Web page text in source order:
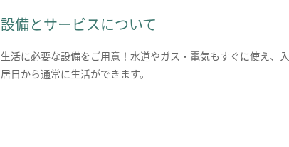
設備とサービスについて
生活に必要な設備をご用意！水道やガス・電気もすぐに使え、入
居日から通常に生活ができます。